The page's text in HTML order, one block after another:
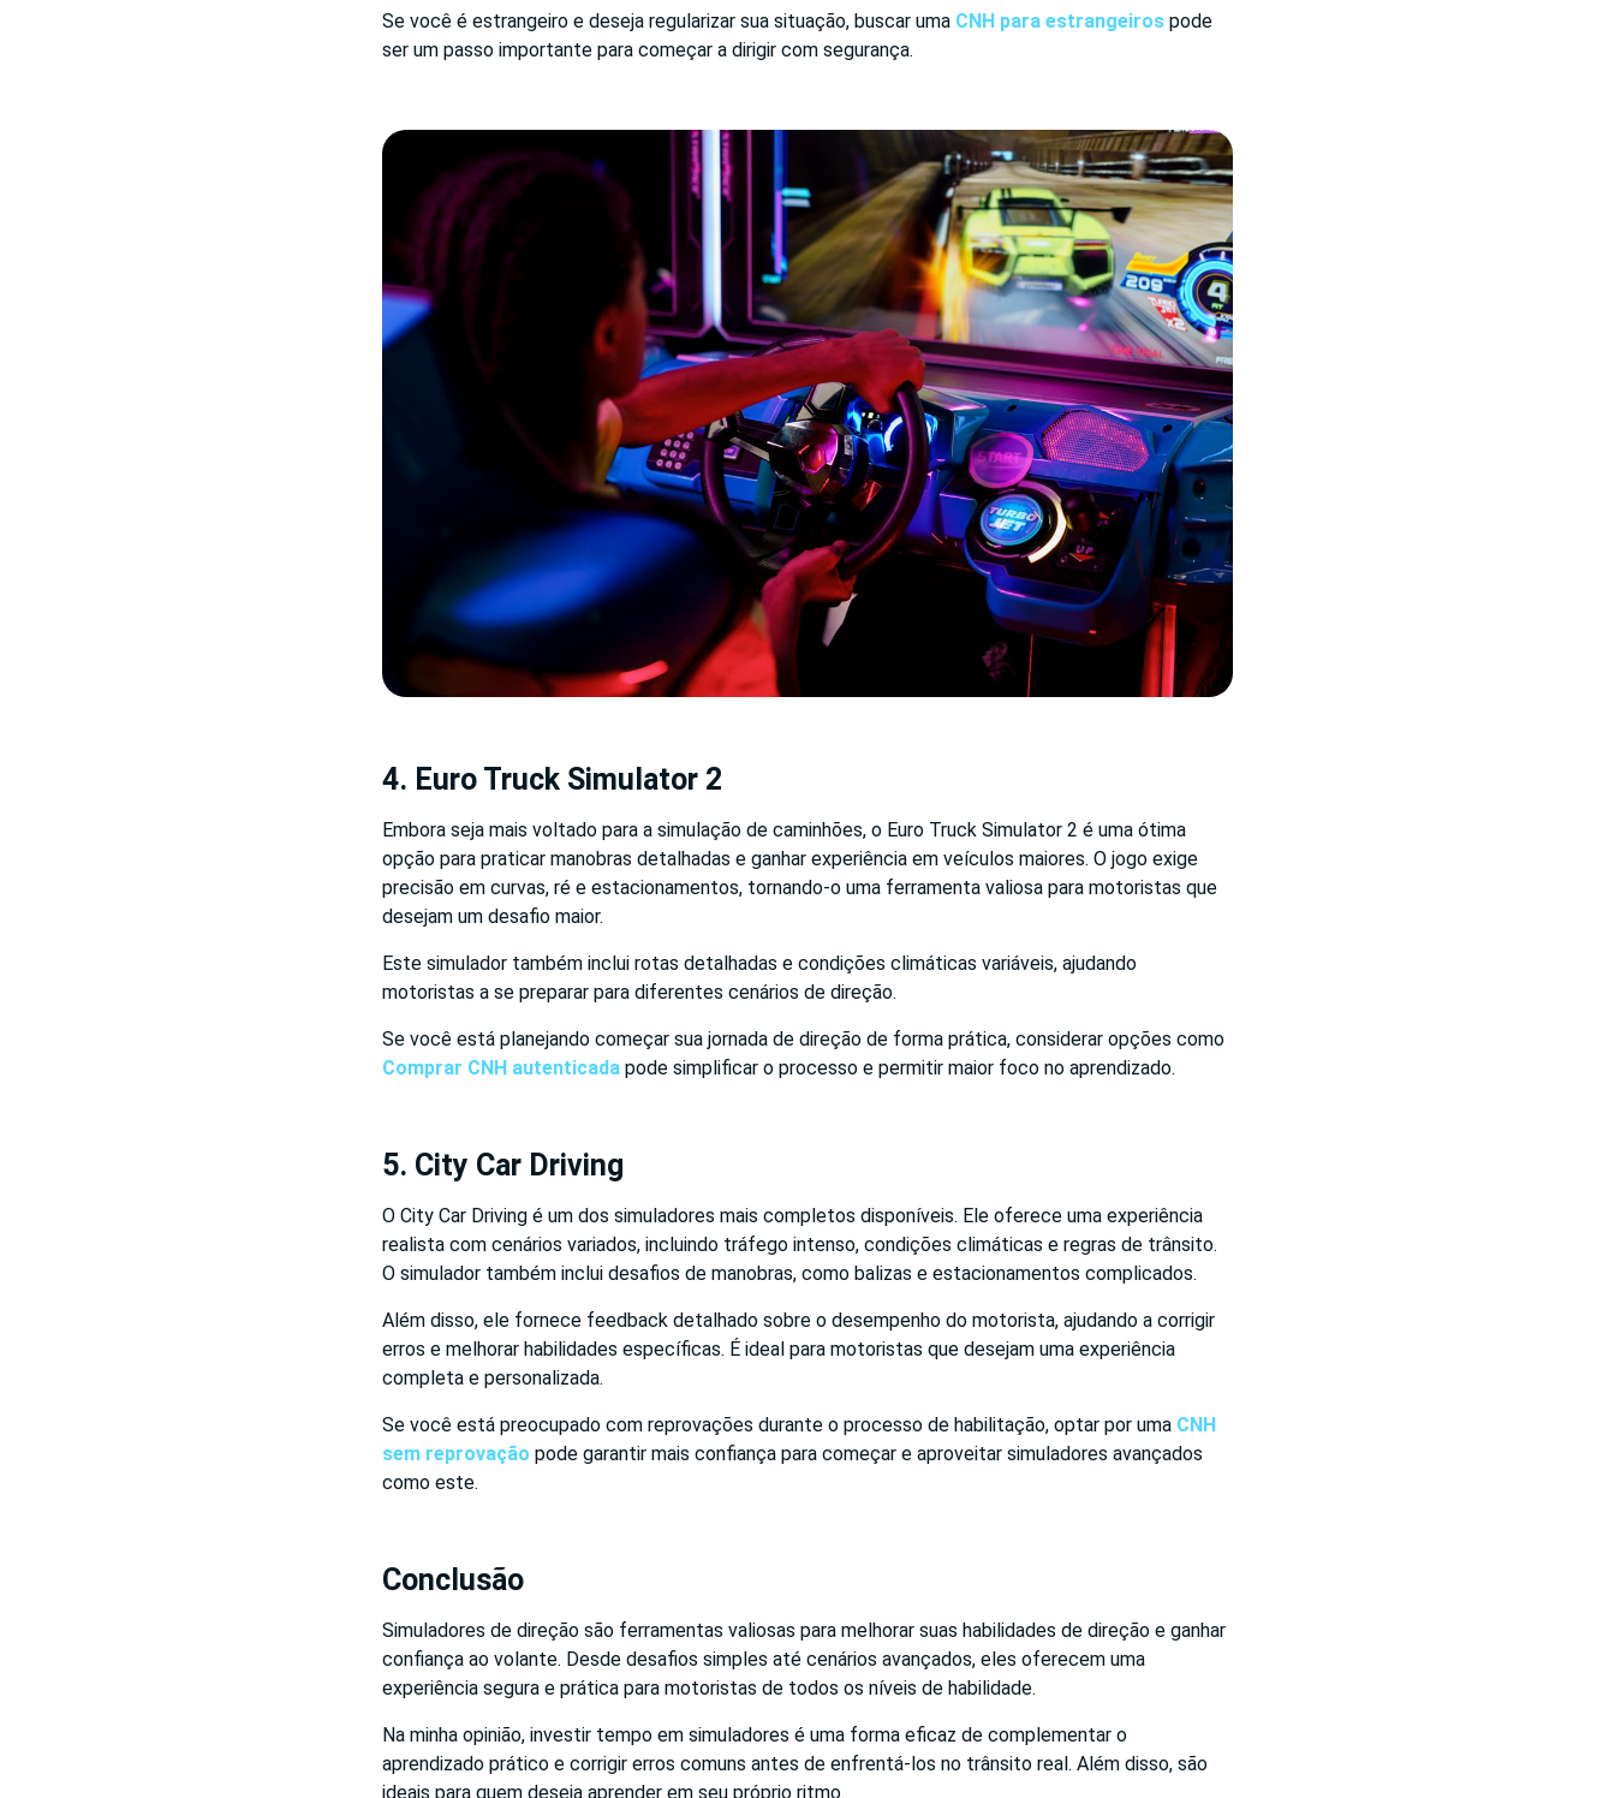
Se você é estrangeiro e deseja regularizar sua situação, buscar uma CNH para estrangeiros pode
ser um passo importante para começar a dirigir com segurança.
4. Euro Truck Simulator 2
Embora seja mais voltado para a simulação de caminhões, o Euro Truck Simulator 2 é uma ótima
opção para praticar manobras detalhadas e ganhar experiência em veículos maiores. O jogo exige
precisão em curvas, ré e estacionamentos, tornando-o uma ferramenta valiosa para motoristas que
desejam um desafio maior.
Este simulador também inclui rotas detalhadas e condições climáticas variáveis, ajudando
motoristas a se preparar para diferentes cenários de direção.
Se você está planejando começar sua jornada de direção de forma prática, considerar opções como
Comprar CNH autenticada pode simplificar o processo e permitir maior foco no aprendizado.
5. City Car Driving
O City Car Driving é um dos simuladores mais completos disponíveis. Ele oferece uma experiência
realista com cenários variados, incluindo tráfego intenso, condições climáticas e regras de trânsito.
O simulador também inclui desafios de manobras, como balizas e estacionamentos complicados.
Além disso, ele fornece feedback detalhado sobre o desempenho do motorista, ajudando a corrigir
erros e melhorar habilidades específicas. É ideal para motoristas que desejam uma experiência
completa e personalizada.
Se você está preocupado com reprovações durante o processo de habilitação, optar por uma CNH
sem reprovação pode garantir mais confiança para começar e aproveitar simuladores avançados
como este.
Conclusão
Simuladores de direção são ferramentas valiosas para melhorar suas habilidades de direção e ganhar
confiança ao volante. Desde desafios simples até cenários avançados, eles oferecem uma
experiência segura e prática para motoristas de todos os níveis de habilidade.
Na minha opinião, investir tempo em simuladores é uma forma eficaz de complementar o
aprendizado prático e corrigir erros comuns antes de enfrentá-los no trânsito real. Além disso, são
ideais para quem deseja aprender em seu próprio ritmo.